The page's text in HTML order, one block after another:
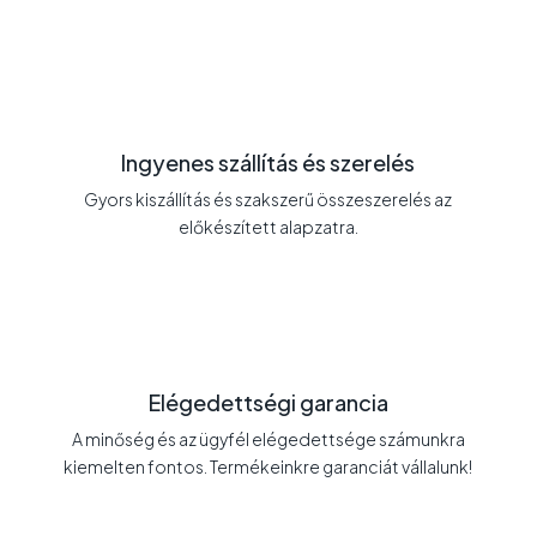
Ingyenes szállítás és szerelés
Gyors kiszállítás és szakszerű összeszerelés az
előkészített alapzatra.
Elégedettségi garancia
A minőség és az ügyfél elégedettsége számunkra
kiemelten fontos. Termékeinkre garanciát vállalunk!